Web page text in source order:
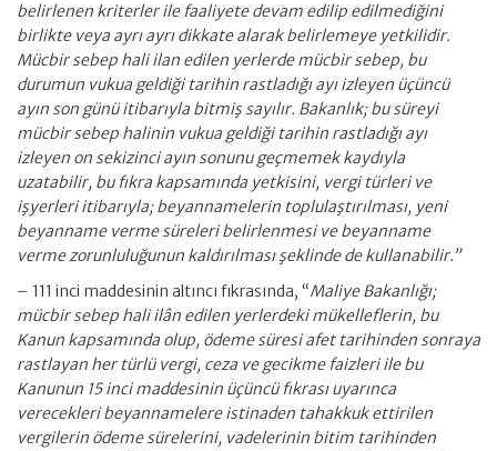
belirlenen kriterler ile faaliyete devam edilip edilmediğini
birlikte veya ayrı ayrı dikkate alarak belirlemeye yetkilidir.
Mücbir sebep hali ilan edilen yerlerde mücbir sebep, bu
durumun vukua geldiği tarihin rastladığı ayı izleyen üçüncü
ayın son günü itibarıyla bitmiş sayılır. Bakanlık; bu süreyi
mücbir sebep halinin vukua geldiği tarihin rastladığı ayı
izleyen on sekizinci ayın sonunu geçmemek kaydıyla
uzatabilir, bu fıkra kapsamında yetkisini, vergi türleri ve
işyerleri itibarıyla; beyannamelerin toplulaştırılması, yeni
beyanname verme süreleri belirlenmesi ve beyanname
verme zorunluluğunun kaldırılması şeklinde de kullanabilir.”
– 111 inci maddesinin altıncı fıkrasında, “Maliye Bakanlığı;
mücbir sebep hali ilân edilen yerlerdeki mükelleflerin, bu
Kanun kapsamında olup, ödeme süresi afet tarihinden sonraya
rastlayan her türlü vergi, ceza ve gecikme faizleri ile bu
Kanunun 15 inci maddesinin üçüncü fıkrası uyarınca
verecekleri beyannamelere istinaden tahakkuk ettirilen
vergilerin ödeme sürelerini, vadelerinin bitim tarihinden